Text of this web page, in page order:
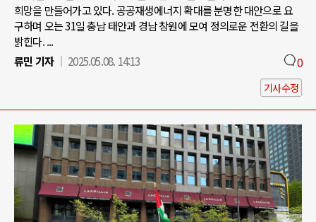
희망을 만들어가고 있다. 공공재생에너지 확대를 분명한 대안으로 요
구하며 오는 31일 충남 태안과 경남 창원에 모여 정의로운 전환의 길을
밝힌다. ...
류민 기자
2025.05.08. 14:13 0
기사수정